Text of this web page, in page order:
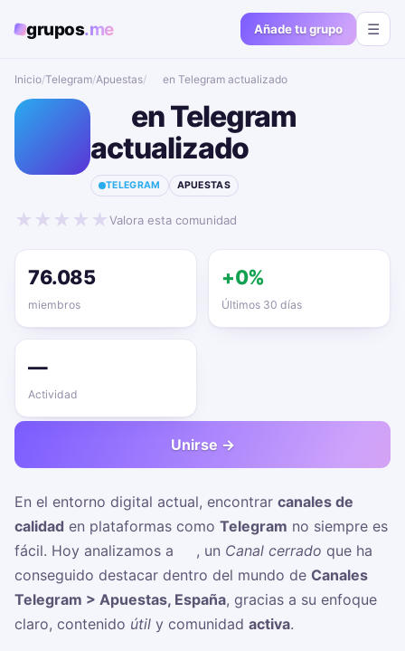
grupos.me Añade tu grupo ☰
Inicio/Telegram/Apuestas/ ☠️ en Telegram actualizado📱🔥
☠️ en Telegram
actualizado📱🔥
TELEGRAM APUESTAS
★ ★ ★ ★ ★Valora esta comunidad
76.085
miembros
+0%
Últimos 30 días
—
Actividad
Unirse →
En el entorno digital actual, encontrar canales de
calidad en plataformas como Telegram no siempre es
fácil. Hoy analizamos a
, un Canal cerrado que ha
conseguido destacar dentro del mundo de Canales
Telegram > Apuestas, España, gracias a su enfoque
claro, contenido útil y comunidad activa.